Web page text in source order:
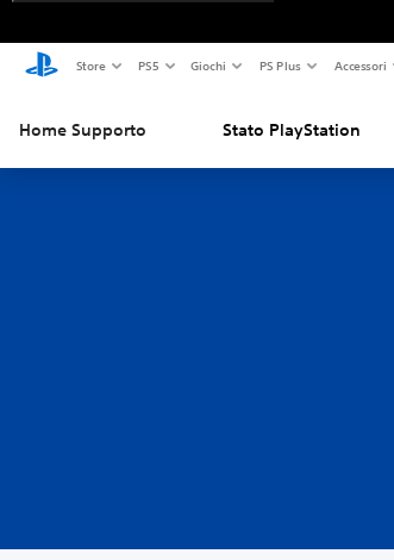
Store PS5 Giochi PS Plus Accessori
Home Supporto Stato PlayStation